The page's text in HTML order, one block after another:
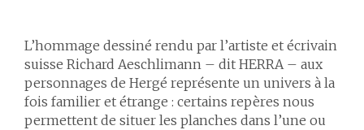
L’hommage dessiné rendu par l’artiste et écrivain
suisse Richard Aeschlimann – dit HERRA – aux
personnages de Hergé représente un univers à la
fois familier et étrange : certains repères nous
permettent de situer les planches dans l’une ou